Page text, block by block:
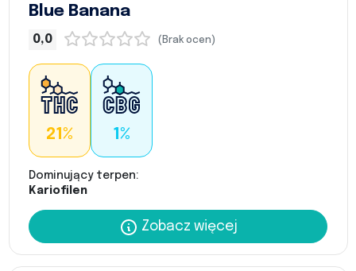
Blue Banana
0,0 (Brak ocen)
21% 1%
Dominujący terpen:
Kariofilen
Zobacz więcej